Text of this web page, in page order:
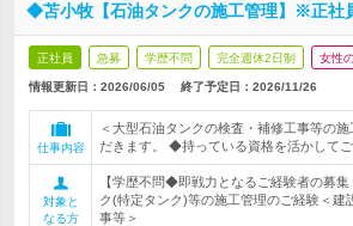
◆苫小牧【石油タンクの施工管理】※正社
正社員 急募 学歴不問 完全週休2日制 女性
情報更新日：2026/06/05 終了予定日： 2026/11/26
仕事内容
＜大型石油タンクの検査・補修工事等の
だきます。 ◆持っている資格を活かしてご
対象と
なる方
【学歴不問◆即戦力となるご経験者の募
ク(特定タンク)等の施工管理のご経験＜建
事等＞